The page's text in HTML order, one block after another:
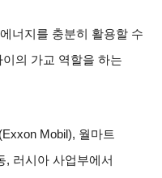
너지를 충분히 활용할 수
의 가교 역할을 하는
(Exxon Mobil), 월마트
, 러시아 사업부에서